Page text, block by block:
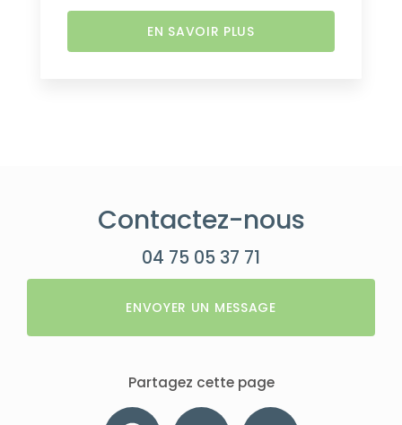
EN SAVOIR PLUS
Contactez-nous
04 75 05 37 71
ENVOYER UN MESSAGE
Partagez cette page
Facebook